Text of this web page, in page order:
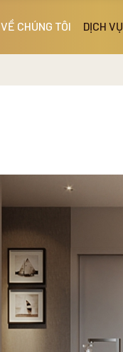
VỀ CHÚNG TÔI DỊCH VỤ